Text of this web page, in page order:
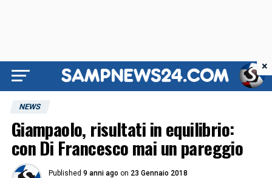
NEWS
Giampaolo, risultati in equilibrio:
con Di Francesco mai un pareggio
Published 9 anni ago on 23 Gennaio 2018
×